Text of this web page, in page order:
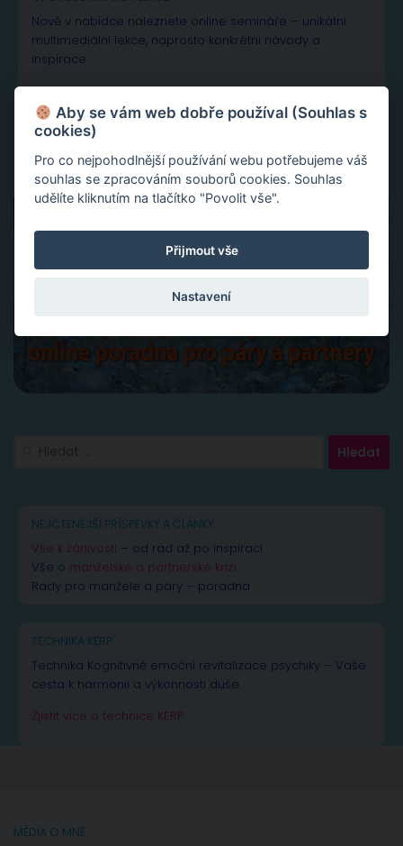
Nově v nabídce naleznete online semináře – unikátní
multimediální lekce, naprosto konkrétní návody a
inspirace.
Aktivace tvojí životní síly jako cesta sebelásky
Velká partnerská rekapitulace a restart vašeho vztahu
Slovy ke šťastnému vztahu
NEJČTENĚJŠÍ PŘÍSPĚVKY A ČLÁNKY
Vše k žárlivosti – od rad až po inspiraci
Vše o manželské a partnerské krizi
Rady pro manžele a páry – poradna
TECHNIKA KERP
Technika Kognitivně emoční revitalizace psychiky – Vaše
cesta k harmonii a výkonnosti duše.
Zjistit více o technice KERP
MÉDIA O MNĚ
Aby se vám web dobře používal (Souhlas s
cookies)
Pro co nejpohodlnější používání webu potřebujeme váš
souhlas se zpracováním souborů cookies. Souhlas
udělíte kliknutím na tlačítko "Povolit vše".
Přijmout vše
Nastavení